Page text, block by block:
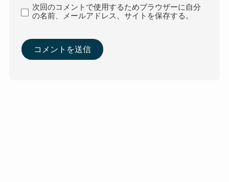
次回のコメントで使用するためブラウザーに自分
の名前、メールアドレス、サイトを保存する。